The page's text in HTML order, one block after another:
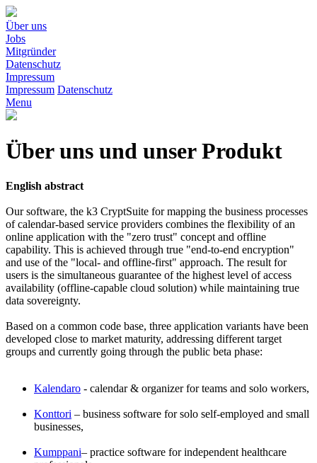
Über uns
Jobs
Mitgründer
Datenschutz
Impressum
Impressum Datenschutz
Menu
Über uns und unser Produkt
English abstract
Our software, the k3 CryptSuite for mapping the business processes
of calendar-based service providers combines the flexibility of an
online application with the "zero trust" concept and offline
capability. This is achieved through true "end-to-end encryption"
and use of the "local- and offline-first" approach. The result for
users is the simultaneous guarantee of the highest level of access
availability (offline-capable cloud solution) while maintaining true
data sovereignty.
Based on a common code base, three application variants have been
developed close to market maturity, addressing different target
groups and currently going through the public beta phase:
Kalendaro - calendar & organizer for teams and solo workers,
Konttori – business software for solo self-employed and small
businesses,
Kumppani– practice software for independent healthcare